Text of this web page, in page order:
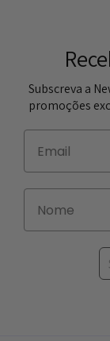
Subscreva a
promoções